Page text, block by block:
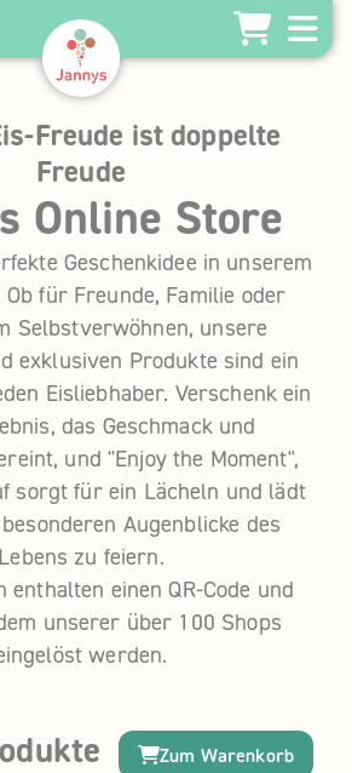
Store
werden
Freude ist doppelte
Freude
Online Store
Geschenkidee in unserem
Ob für Freunde, Familie oder
Selbstverwöhnen, unsere
exklusiven Produkte sind ein
Eisliebhaber. Verschenk ein
das Geschmack und
und "Enjoy the Moment",
sorgt für ein Lächeln und lädt
Augenblicke des
Lebens zu feiern.
enthalten einen QR-Code und
unserer über 100 Shops
werden.
Zum Warenkorb